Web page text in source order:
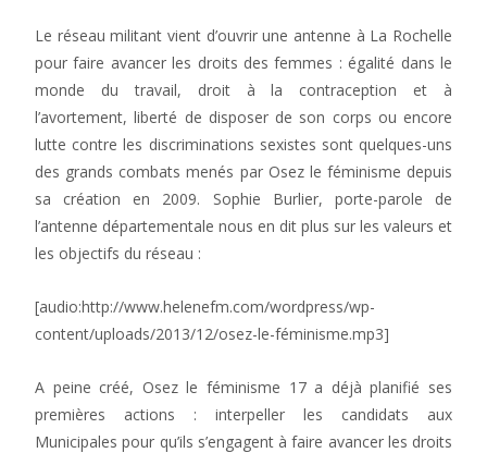
Le réseau militant vient d’ouvrir une antenne à La Rochelle
pour faire avancer les droits des femmes : égalité dans le
monde du travail, droit à la contraception et à
l’avortement, liberté de disposer de son corps ou encore
lutte contre les discriminations sexistes sont quelques-uns
des grands combats menés par Osez le féminisme depuis
sa création en 2009. Sophie Burlier, porte-parole de
l’antenne départementale nous en dit plus sur les valeurs et
les objectifs du réseau :
[audio:http://www.helenefm.com/wordpress/wp-
content/uploads/2013/12/osez-le-féminisme.mp3]
A peine créé, Osez le féminisme 17 a déjà planifié ses
premières actions : interpeller les candidats aux
Municipales pour qu’ils s’engagent à faire avancer les droits